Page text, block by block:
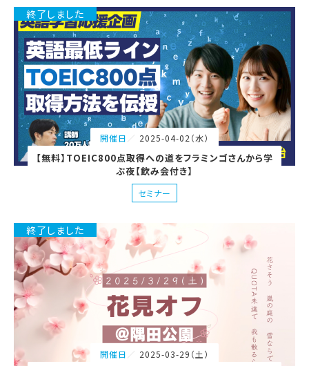
終了しました
開催日 2025-04-02（水）
【無料】TOEIC800点取得への道をフラミンゴさんから学
ぶ夜【飲み会付き】
セミナー
終了しました
開催日 2025-03-29（土）